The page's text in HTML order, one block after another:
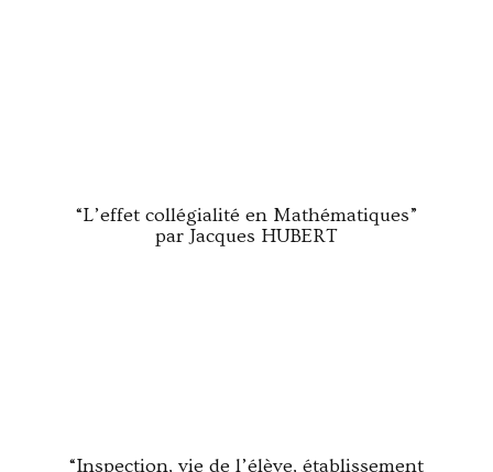
“L’effet collégialité en Mathématiques”
par Jacques HUBERT
“Inspection, vie de l’élève, établissement